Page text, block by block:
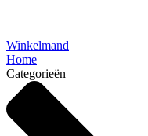
Winkelmand
Home
Categorieën